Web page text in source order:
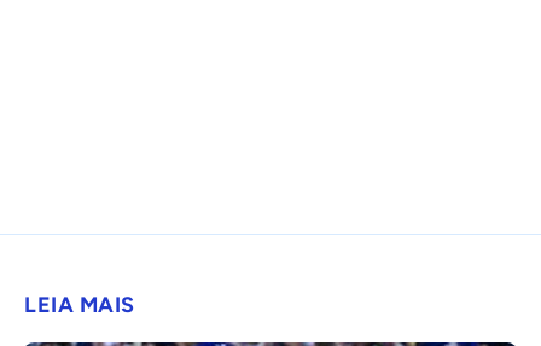
LEIA MAIS